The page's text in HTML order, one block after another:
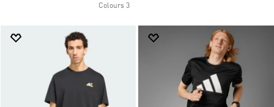
3 Colours